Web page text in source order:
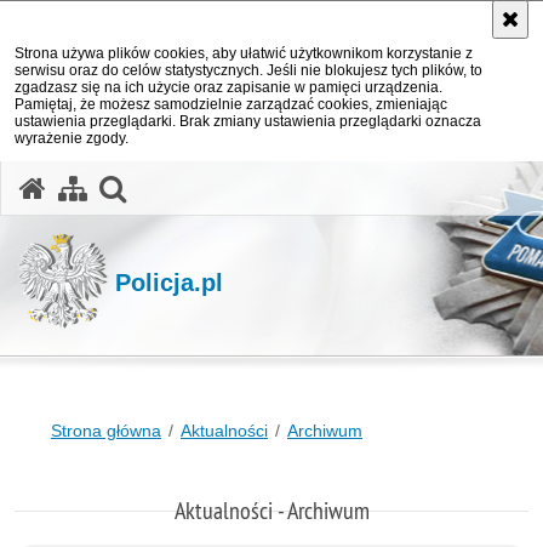
Strona używa plików cookies, aby ułatwić użytkownikom korzystanie z
serwisu oraz do celów statystycznych. Jeśli nie blokujesz tych plików, to
zgadzasz się na ich użycie oraz zapisanie w pamięci urządzenia.
Pamiętaj, że możesz samodzielnie zarządzać cookies, zmieniając
ustawienia przeglądarki. Brak zmiany ustawienia przeglądarki oznacza
wyrażenie zgody.
Policja.pl
Strona główna Aktualności Archiwum
Aktualności - Archiwum